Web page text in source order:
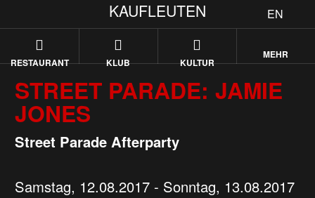
EN
KAUFLEUTEN
RESTAURANT KLUB KULTUR
MEHR
STREET PARADE: JAMIE
JONES
Street Parade Afterparty
Samstag, 12.08.2017 - Sonntag, 13.08.2017